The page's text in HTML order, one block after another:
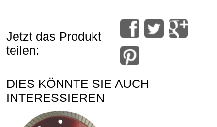
Jetzt das Produkt
teilen:
DIES KÖNNTE SIE AUCH
INTERESSIEREN